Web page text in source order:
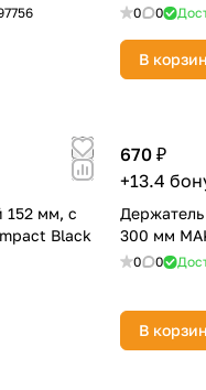
0 0
В
152 мм, с
Black
670 ₽
+13.4
300 мм
0 0
В
раз в 2